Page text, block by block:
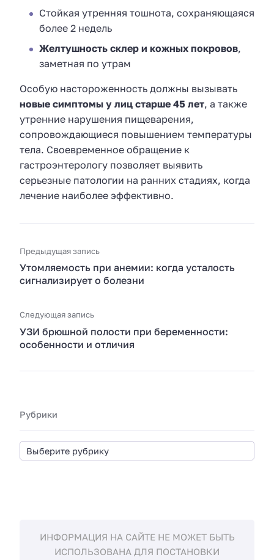
Стойкая утренняя тошнота, сохраняющаяся
более 2 недель
Желтушность склер и кожных покровов,
заметная по утрам
Особую настороженность должны вызывать
новые симптомы у лиц старше 45 лет, а также
утренние нарушения пищеварения,
сопровождающиеся повышением температуры
тела. Своевременное обращение к
гастроэнтерологу позволяет выявить
серьезные патологии на ранних стадиях, когда
лечение наиболее эффективно.
Предыдущая запись
Утомляемость при анемии: когда усталость
сигнализирует о болезни
Следующая запись
УЗИ брюшной полости при беременности:
особенности и отличия
Рубрики
ИНФОРМАЦИЯ НА САЙТЕ НЕ МОЖЕТ БЫТЬ
ИСПОЛЬЗОВАНА ДЛЯ ПОСТАНОВКИ